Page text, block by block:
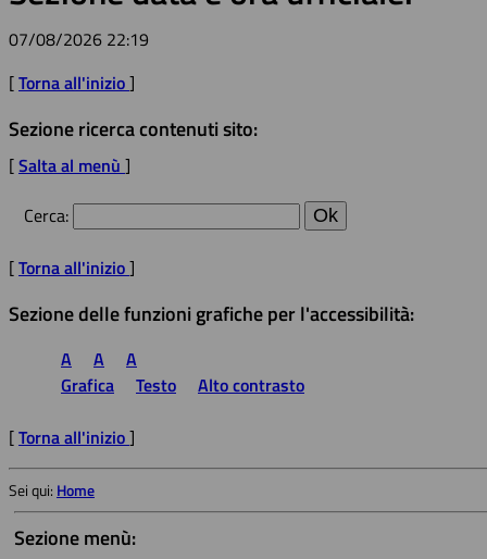
07/08/2026 22:19
[Torna all'inizio]
Sezione ricerca contenuti sito:
[Salta al menù ]
Cerca:
[Torna all'inizio]
Sezione delle funzioni grafiche per l'accessibilità:
A A
A
Grafica
Testo
Alto contrasto
[Torna all'inizio]
Sei qui: Home
Sezione menù: